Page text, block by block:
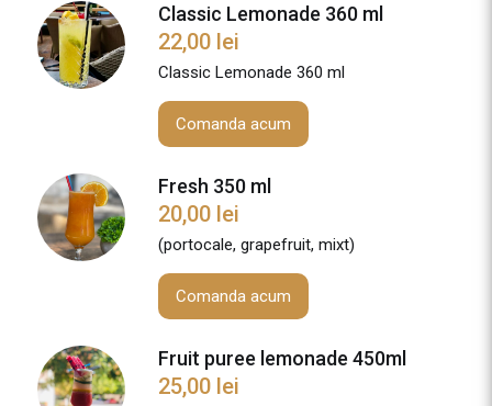
Classic Lemonade 360 ml
22,00 lei
Classic Lemonade 360 ml
Comanda acum
Fresh 350 ml
20,00 lei
(portocale, grapefruit, mixt)
Comanda acum
Fruit puree lemonade 450ml
25,00 lei